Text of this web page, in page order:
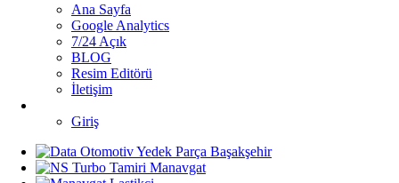
Ana Sayfa
Google Analytics
7/24 Açık
BLOG
Resim Editörü
İletişim
Giriş